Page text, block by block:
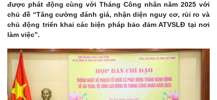
được phát động cùng với Tháng Công nhân năm 2025 với
chủ đề “Tăng cường đánh giá, nhận diện nguy cơ, rủi ro và
chủ động triển khai các biện pháp bảo đảm ATVSLĐ tại nơi
làm việc”.